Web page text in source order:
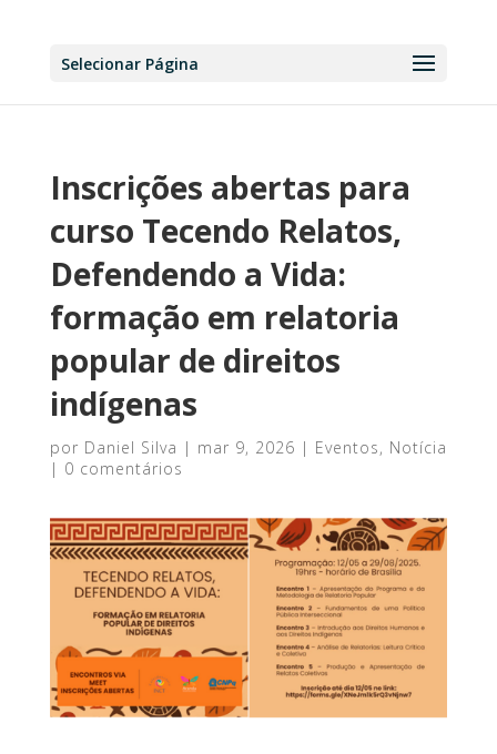
Selecionar Página
Inscrições abertas para
curso Tecendo Relatos,
Defendendo a Vida:
formação em relatoria
popular de direitos
indígenas
por Daniel Silva | mar 9, 2026 | Eventos, Notícia
| 0 comentários